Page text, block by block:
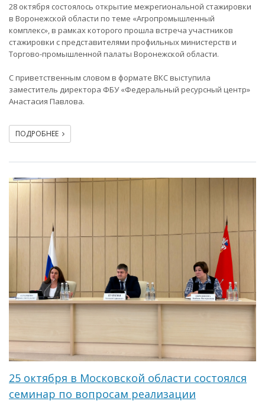
28 октября состоялось открытие межрегиональной стажировки
в Воронежской области по теме «Агропромышленный
комплекс», в рамках которого прошла встреча участников
стажировки с представителями профильных министерств и
Торгово-промышленной палаты Воронежской области.
С приветственным словом в формате ВКС выступила
заместитель директора ФБУ «Федеральный ресурсный центр»
Анастасия Павлова.
ПОДРОБНЕЕ
25 октября в Московской области состоялся
семинар по вопросам реализации